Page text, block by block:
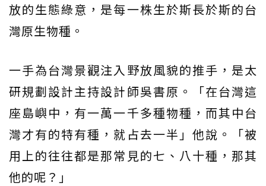
放的生態綠意，是每一株生於斯長於斯的台
灣原生物種。
一手為台灣景觀注入野放風貌的推手，是太
研規劃設計主持設計師吳書原。「在台灣這
座島嶼中，有一萬一千多種物種，而其中台
灣才有的特有種，就占去一半」他說。「被
用上的往往都是那常見的七、八十種，那其
他的呢？」